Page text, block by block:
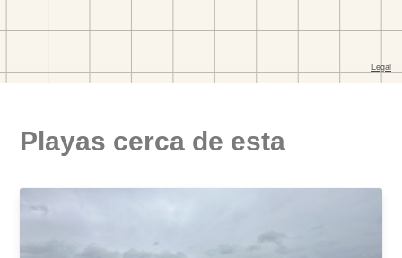
Playas cerca de esta